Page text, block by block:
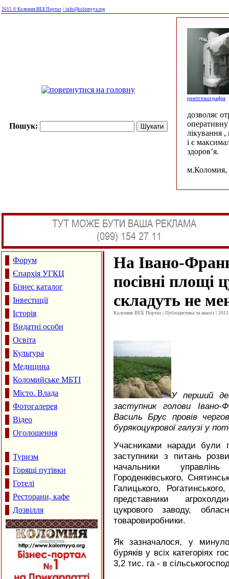
2015 © Коломия ВЕБ Портал / info@kolomyya.org
Пошук:
рентгенографія
дозволяє
лікування ,
і є
здоров’я.
м.Коломия,
Форум
Єпархія УГКЦ
Бізнес каталог
Інвестиції
Історія
Видатні особи
Освіта
Культура
Медицина
Коломийське МБТІ
Місто. Влада
Фотогалерея
Відео
Оголошення
Туризм
Горящі путівки
Готелі
Ресторани, кафе
Дозвілля
На Івано-
посівні площі
складуть не
Коломия ВЕБ Портал | Публіцистика та аналіз |
У перший
заступник голови Івано-
Василь Брус провів
бурякоцукрової галузі у
Учасниками наради були
заступники з питань
начальники
Городенківського,
Галицького,
представники
цукрового заводу,
товаровиробники.
Як зазначалося, у
буряків у всіх категоріях
3,2 тис. га - в